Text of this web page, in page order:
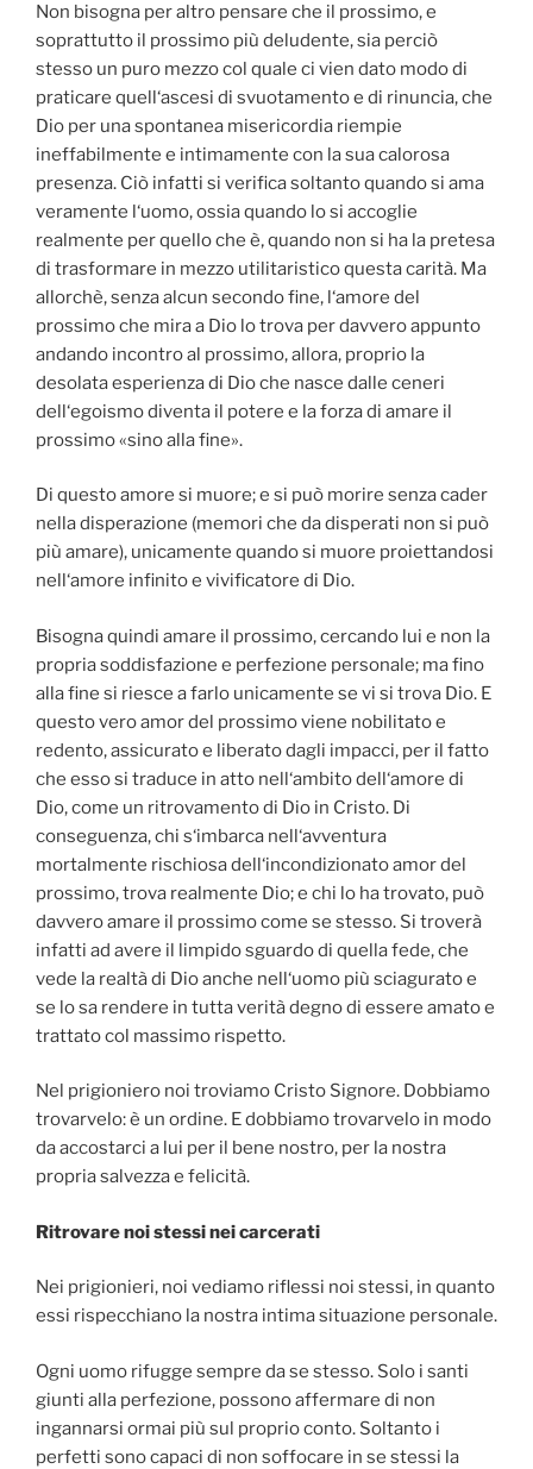
Non bisogna per altro pensare che il prossimo, e
soprattutto il prossimo più deludente, sia perciò
stesso un puro mezzo col quale ci vien dato modo di
praticare quell‘ascesi di svuotamento e di rinuncia, che
Dio per una spontanea misericordia riempie
ineffabilmente e intimamente con la sua calorosa
presenza. Ciò infatti si verifica soltanto quando si ama
veramente l‘uomo, ossia quando lo si accoglie
realmente per quello che è‚ quando non si ha la pretesa
di trasformare in mezzo utilitaristico questa carità. Ma
allorchè, senza alcun secondo fine, l‘amore del
prossimo che mira a Dio lo trova per davvero appunto
andando incontro al prossimo, allora, proprio la
desolata esperienza di Dio che nasce dalle ceneri
dell‘egoismo diventa il potere e la forza di amare il
prossimo «sino alla fine».
Di questo amore si muore; e si può morire senza cader
nella disperazione (memori che da disperati non si può
più amare), unicamente quando si muore proiettandosi
nell‘amore infinito e vivificatore di Dio.
Bisogna quindi amare il prossimo, cercando lui e non la
propria soddisfazione e perfezione personale; ma fino
alla fine si riesce a farlo unicamente se vi si trova Dio. E
questo vero amor del prossimo viene nobilitato e
redento, assicurato e liberato dagli impacci, per il fatto
che esso si traduce in atto nell‘ambito dell‘amore di
Dio, come un ritrovamento di Dio in Cristo. Di
conseguenza, chi s‘imbarca nell‘avventura
mortalmente rischiosa dell‘incondizionato amor del
prossimo, trova realmente Dio; e chi lo ha trovato, può
davvero amare il prossimo come se stesso. Si troverà
infatti ad avere il limpido sguardo di quella fede, che
vede la realtà di Dio anche nell‘uomo più sciagurato e
se lo sa rendere in tutta verità degno di essere amato e
trattato col massimo rispetto.
Nel prigioniero noi troviamo Cristo Signore. Dobbiamo
trovarvelo: è un ordine. E dobbiamo trovarvelo in modo
da accostarci a lui per il bene nostro, per la nostra
propria salvezza e felicità.
Ritrovare noi stessi nei carcerati
Nei prigionieri, noi vediamo riflessi noi stessi, in quanto
essi rispecchiano la nostra intima situazione personale.
Ogni uomo rifugge sempre da se stesso. Solo i santi
giunti alla perfezione, possono affermare di non
ingannarsi ormai più sul proprio conto. Soltanto i
perfetti sono capaci di non soffocare in se stessi la